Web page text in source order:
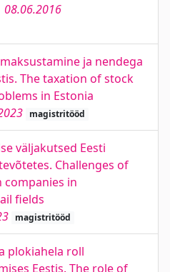
08.06.2016
ja nendega
The taxation of stock
in Estonia
magistritööd
väljakutsed Eesti
Challenges of
companies in
fields
magistritööd
plokiahela roll
Eestis. The role of